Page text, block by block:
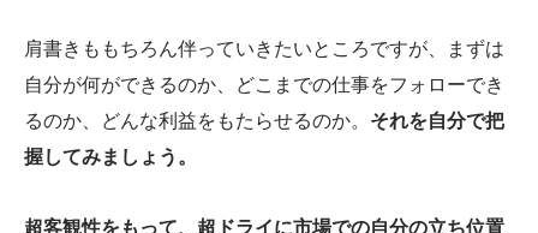
肩書きももちろん伴っていきたいところですが、まずは
自分が何ができるのか、どこまでの仕事をフォローでき
るのか、どんな利益をもたらせるのか。 それを自分で把
握してみましょう。
超客観性をもって、超ドライに市場での自分の立ち位置